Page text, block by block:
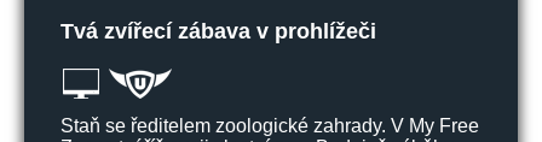
Tvá zvířecí zábava v prohlížeči
Staň se ředitelem zoologické zahrady. V My Free